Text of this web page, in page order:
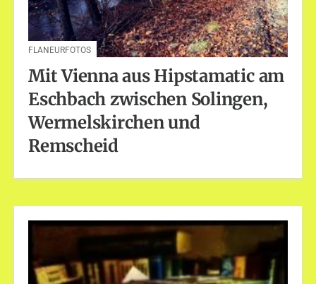
FLANEURFOTOS
Mit Vienna aus Hipstamatic am
Eschbach zwischen Solingen,
Wermelskirchen und
Remscheid